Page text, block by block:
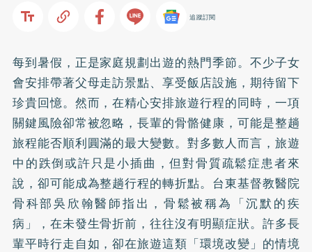
追蹤訂閱
每到暑假，正是家庭規劃出遊的熱門季節。不少子女
會安排帶著父母走訪景點、享受飯店設施，期待留下
珍貴回憶。然而，在精心安排旅遊行程的同時，一項
關鍵風險卻常被忽略，長輩的骨骼健康，可能是整趟
旅程能否順利圓滿的最大變數。對多數人而言，旅遊
中的跌倒或許只是小插曲，但對骨質疏鬆症患者來
說，卻可能成為整趟行程的轉折點。台東基督教醫院
骨科部吳欣翰醫師指出，骨鬆被稱為「沉默的疾
病」，在未發生骨折前，往往沒有明顯症狀。許多長
輩平時行走自如，卻在旅遊這類「環境改變」的情境